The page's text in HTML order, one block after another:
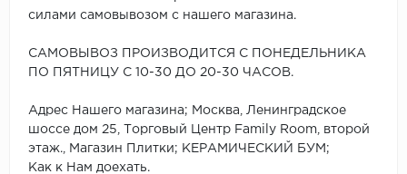
силами самовывозом с нашего магазина.
САМОВЫВОЗ ПРОИЗВОДИТСЯ С ПОНЕДЕЛЬНИКА
ПО ПЯТНИЦУ С 10-30 ДО 20-30 ЧАСОВ.
Адрес Нашего магазина; Москва, Ленинградское
шоссе дом 25, Торговый Центр Family Room, второй
этаж., Магазин Плитки; КЕРАМИЧЕСКИЙ БУМ;
Как к Нам доехать.